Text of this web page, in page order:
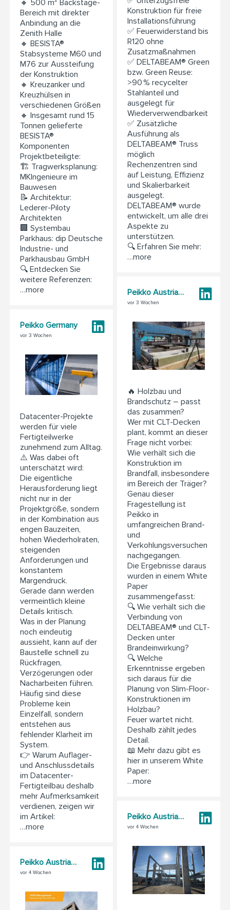
🔸 500 m² Backstage-
Bereich mit direkter
Anbindung an die
Zenith Halle
🔸 BESISTA®
Stabsysteme M60 und
M76 zur Aussteifung
der Konstruktion
🔸 Kreuzanker und
Kreuzhülsen in
verschiedenen Größen
🔸 Insgesamt rund 15
Tonnen gelieferte
BESISTA®
Komponenten
Projektbeteiligte:
🏗️ Tragwerksplanung:
MKIngenieure im
Bauwesen
📝 Architektur:
Lederer-Piloty
Architekten
🏢 Systembau
Parkhaus: dip Deutsche
Industrie- und
Parkhausbau GmbH
🔍 Entdecken Sie
weitere Referenzen:
…more
Peikko Germany
vor 3 Wochen
Datacenter-Projekte
werden für viele
Fertigteilwerke
zunehmend zum Alltag.
⚠️ Was dabei oft
unterschätzt wird:
Die eigentliche
Herausforderung liegt
nicht nur in der
Projektgröße, sondern
in der Kombination aus
engen Bauzeiten,
hohen Wiederholraten,
steigenden
Anforderungen und
konstantem
Margendruck.
Gerade dann werden
vermeintlich kleine
Details kritisch.
Was in der Planung
noch eindeutig
aussieht, kann auf der
Baustelle schnell zu
Rückfragen,
Verzögerungen oder
Nacharbeiten führen.
Häufig sind diese
Probleme kein
Einzelfall, sondern
entstehen aus
fehlender Klarheit im
System.
👉 Warum Auflager-
und Anschlussdetails
im Datacenter-
Fertigteilbau deshalb
mehr Aufmerksamkeit
verdienen, zeigen wir
im Artikel:
…more
Peikko Austria GmbH
vor 4 Wochen
Konstruktion für freie
Installationsführung
✅ Feuerwiderstand bis
R120 ohne
Zusatzmaßnahmen
✅ DELTABEAM® Green
bzw. Green Reuse:
>90 % recycelter
Stahlanteil und
ausgelegt für
Wiederverwendbarkeit
✅ Zusätzliche
Ausführung als
DELTABEAM® Truss
möglich
Rechenzentren sind
auf Leistung, Effizienz
und Skalierbarkeit
ausgelegt.
DELTABEAM® wurde
entwickelt, um alle drei
Aspekte zu
unterstützen.
🔍 Erfahren Sie mehr:
…more
Peikko Austria GmbH
vor 3 Wochen
🔥 Holzbau und
Brandschutz – passt
das zusammen?
Wer mit CLT-Decken
plant, kommt an dieser
Frage nicht vorbei:
Wie verhält sich die
Konstruktion im
Brandfall, insbesondere
im Bereich der Träger?
Genau dieser
Fragestellung ist
Peikko in
umfangreichen Brand-
und
Verkohlungsversuchen
nachgegangen.
Die Ergebnisse daraus
wurden in einem White
Paper
zusammengefasst:
🔍 Wie verhält sich die
Verbindung von
DELTABEAM® und CLT-
Decken unter
Brandeinwirkung?
🔍 Welche
Erkenntnisse ergeben
sich daraus für die
Planung von Slim-Floor-
Konstruktionen im
Holzbau?
Feuer wartet nicht.
Deshalb zählt jedes
Detail.
📖 Mehr dazu gibt es
hier in unserem White
Paper:
…more
Peikko Austria GmbH
vor 4 Wochen